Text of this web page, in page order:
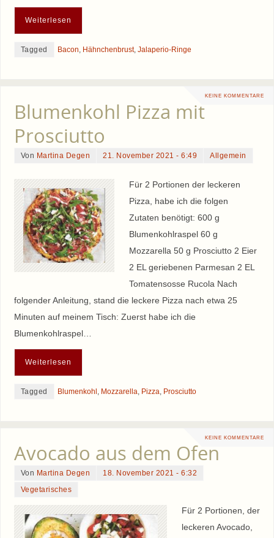
Weiterlesen
Tagged Bacon, Hähnchenbrust, Jalaperio-Ringe
KEINE KOMMENTARE
Blumenkohl Pizza mit
Prosciutto
Von Martina Degen 21. November 2021 - 6:49 Allgemein
Für 2 Portionen der leckeren
Pizza, habe ich die folgen
Zutaten benötigt: 600 g
Blumenkohlraspel 60 g
Mozzarella 50 g Prosciutto 2 Eier
2 EL geriebenen Parmesan 2 EL
Tomatensosse Rucola Nach
folgender Anleitung, stand die leckere Pizza nach etwa 25
Minuten auf meinem Tisch: Zuerst habe ich die
Blumenkohlraspel…
Weiterlesen
Tagged Blumenkohl , Mozzarella, Pizza, Prosciutto
KEINE KOMMENTARE
Avocado aus dem Ofen
Von Martina Degen
18. November 2021 - 6:32
Vegetarisches
Für 2 Portionen, der
leckeren Avocado,